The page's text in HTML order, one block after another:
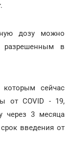
дозу можно
разрешенным в
сейчас
от COVID - 19,
через 3 месяца
введения от